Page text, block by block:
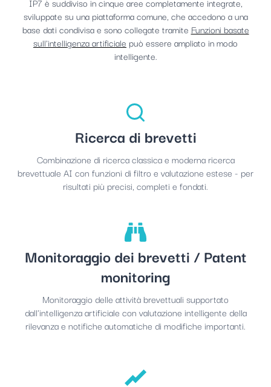
sviluppate su una piattaforma comune, che accedono a una
base dati condivisa e sono collegate tramite Funzioni basate
sull'intelligenza artificiale può essere ampliato in modo
intelligente.
Ricerca di brevetti
Combinazione di ricerca classica e moderna ricerca
brevettuale AI con funzioni di filtro e valutazione estese - per
risultati più precisi, completi e fondati.
Monitoraggio dei brevetti / Patent
monitoring
Monitoraggio delle attività brevettuali supportato
dall'intelligenza artificiale con valutazione intelligente della
rilevanza e notifiche automatiche di modifiche importanti.